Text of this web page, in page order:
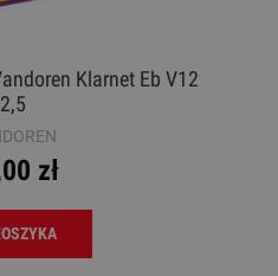
Klarnet Eb V12
2,5
zł